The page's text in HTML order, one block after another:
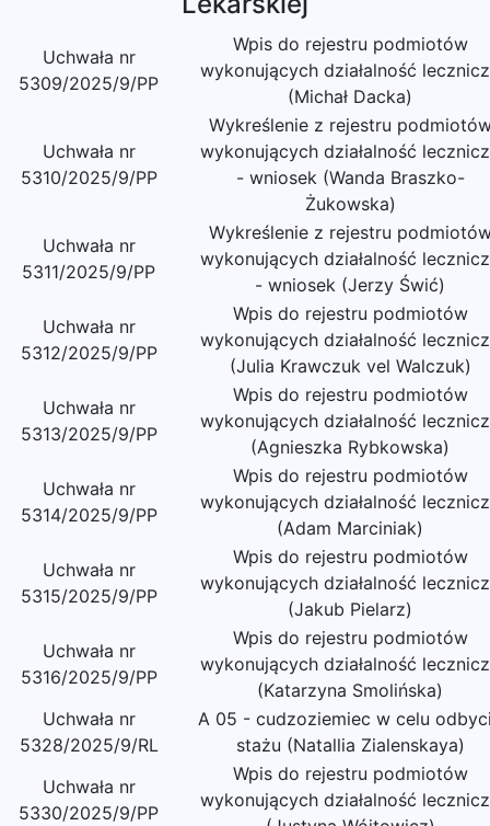
Uchwała nr
5309/2025/9/PP
Wpis do rejestru podmiotów
wykonujących działalność
(Michał Dacka)
Uchwała nr
5310/2025/9/PP
Wykreślenie z rejestru
wykonujących działalność
- wniosek (Wanda Braszko-
Żukowska)
Uchwała nr
5311/2025/9/PP
Wykreślenie z rejestru
wykonujących działalność
- wniosek (Jerzy Świć)
Uchwała nr
5312/2025/9/PP
Wpis do rejestru podmiotów
wykonujących działalność
(Julia Krawczuk vel Walczuk)
Uchwała nr
5313/2025/9/PP
Wpis do rejestru podmiotów
wykonujących działalność
(Agnieszka Rybkowska)
Uchwała nr
5314/2025/9/PP
Wpis do rejestru podmiotów
wykonujących działalność
(Adam Marciniak)
Uchwała nr
5315/2025/9/PP
Wpis do rejestru podmiotów
wykonujących działalność
(Jakub Pielarz)
Uchwała nr
5316/2025/9/PP
Wpis do rejestru podmiotów
wykonujących działalność
(Katarzyna Smolińska)
Uchwała nr
5328/2025/9/RL
A 05 - cudzoziemiec w celu
stażu (Natallia Zialenskaya)
Uchwała nr
5330/2025/9/PP
Wpis do rejestru podmiotów
wykonujących działalność